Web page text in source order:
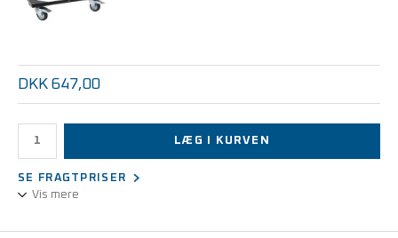
DKK 647,00
LÆG I KURVEN
SE FRAGTPRISER
Vis mere